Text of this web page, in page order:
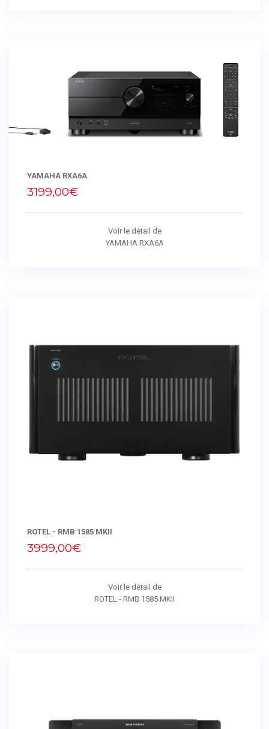
YAMAHA RXA6A
3199,00€
Voir le détail de
YAMAHA RXA6A
ROTEL - RMB 1585 MKII
3999,00€
Voir le détail de
ROTEL - RMB 1585 MKII